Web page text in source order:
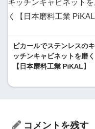
ピカールでステンレスのキ
ッチンキャビネットを磨く
【日本磨料工業 PiKAL】
コメントを残す